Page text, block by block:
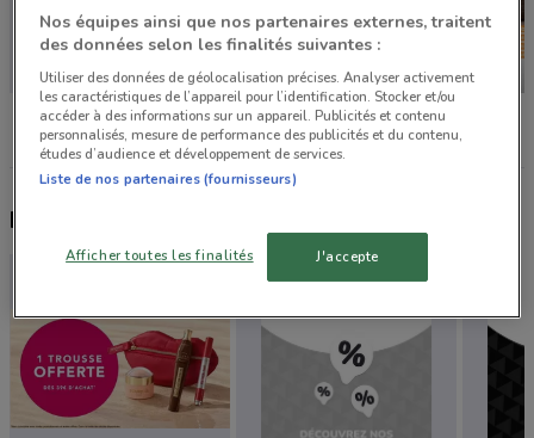
Weldom Feu Vert
Nouveaux produits à essayer
Nos équipes ainsi que nos partenaires externes, traitent
des données selon les finalités suivantes :
Utiliser des données de géolocalisation précises. Analyser activement
les caractéristiques de l’appareil pour l’identification. Stocker et/ou
accéder à des informations sur un appareil. Publicités et contenu
personnalisés, mesure de performance des publicités et du contenu,
études d’audience et développement de services.
Liste de nos partenaires (fournisseurs)
Afficher toutes les finalités J'accepte